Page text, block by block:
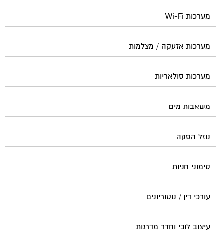
עמדות טעינה חשמליות
פוליש
פיקוח ובניה
צביעת חדרי מדרגות
קבלני שיפוצים לבתים משותפים
קונסטרוקטור
שיפוץ מבנים
שיפוצים בסנפלינג